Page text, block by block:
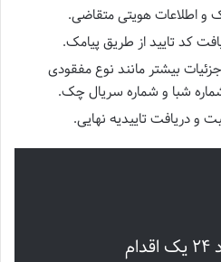
اطلاعات هویتی متقاضی.
کد تایید از طریق پیامک.
بیشتر مانند نوع مفقودی
شبا و شماره سریال چک.
و دریافت تاییدیه نهایی.
ثبت در سامانه ساد ۲۴ یک اقدام